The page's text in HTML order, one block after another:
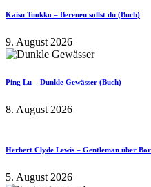
Kaisu Tuokko – Bereuen sollst du (Buch)
9. August 2026
Ping Lu – Dunkle Gewässer (Buch)
8. August 2026
Herbert Clyde Lewis – Gentleman über
5. August 2026